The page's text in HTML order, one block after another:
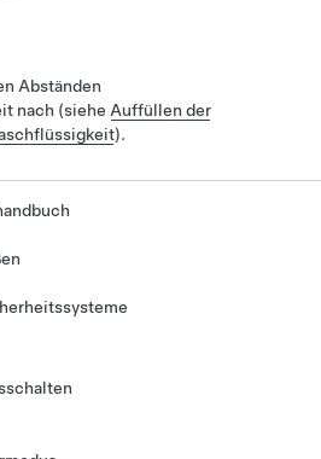
Abständen
nach (siehe Auffüllen der
).